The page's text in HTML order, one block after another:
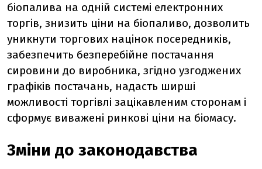
біопалива на одній системі електронних
торгів, знизить ціни на біопаливо, дозволить
уникнути торгових націнок посередників,
забезпечить безперебійне постачання
сировини до виробника, згідно узгоджених
графіків постачань, надасть ширші
можливості торгівлі зацікавленим сторонам і
сформує виважені ринкові ціни на біомасу.
Зміни до законодавства